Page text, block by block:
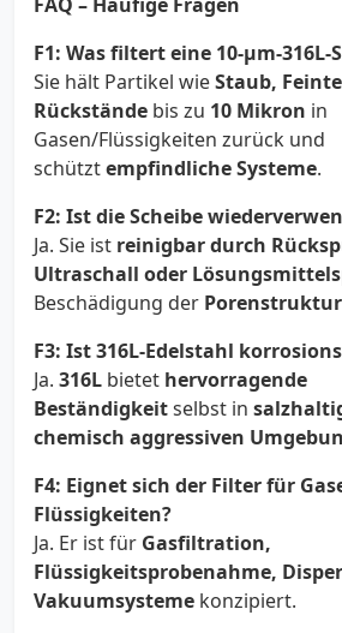
F1: Was filtert eine 10-µm-316L-
Sie hält Partikel wieStaub,
Rückstände bis zu 10 Mikron in
Gasen/Flüssigkeiten zurück und
schütztempfindliche Systeme.
F2: Ist die Scheibe
Ja. Sie ist reinigbar durch
Ultraschall oder
Beschädigung der Porenstruktur
F3: Ist 316L-Edelstahl
Ja. 316L bietet hervorragende
Beständigkeitselbst in
chemisch aggressiven
F4: Eignet sich der Filter für
Flüssigkeiten?
Ja. Er ist für Gasfiltration,
Flüssigkeitsprobenahme,
Vakuumsysteme konzipiert.